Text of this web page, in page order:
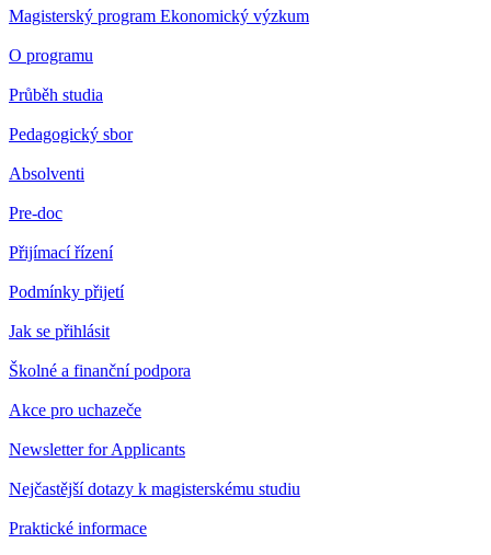
Magisterský program Ekonomický výzkum
O programu
Průběh studia
Pedagogický sbor
Absolventi
Pre-doc
Přijímací řízení
Podmínky přijetí
Jak se přihlásit
Školné a finanční podpora
Akce pro uchazeče
Newsletter for Applicants
Nejčastější dotazy k magisterskému studiu
Praktické informace